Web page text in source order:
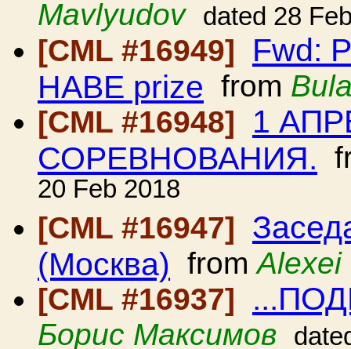
Mavlyudov
dated 28
[CML #16949] Fwd:
HABE prize from
[CML #16948]
1
СОРЕВНОВАНИЯ.
20 Feb 2018
[CML #16947]
(Москва) fromAlexei
[CML #16937]
Борис Максимов